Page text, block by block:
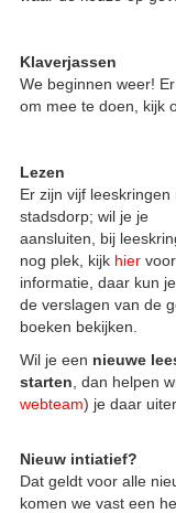
Klaverjassen
We beginnen weer!
om mee te doen, kijk
Lezen
Er zijn vijf leeskringen
stadsdorp; wil je je
aansluiten, bij
nog plek, kijk hier
informatie, daar kun
de verslagen van de
boeken bekijken.
Wil je een nieuwe
starten , dan helpen
webteam) je daar
Nieuw intiatief?
Dat geldt voor alle
komen we vast een